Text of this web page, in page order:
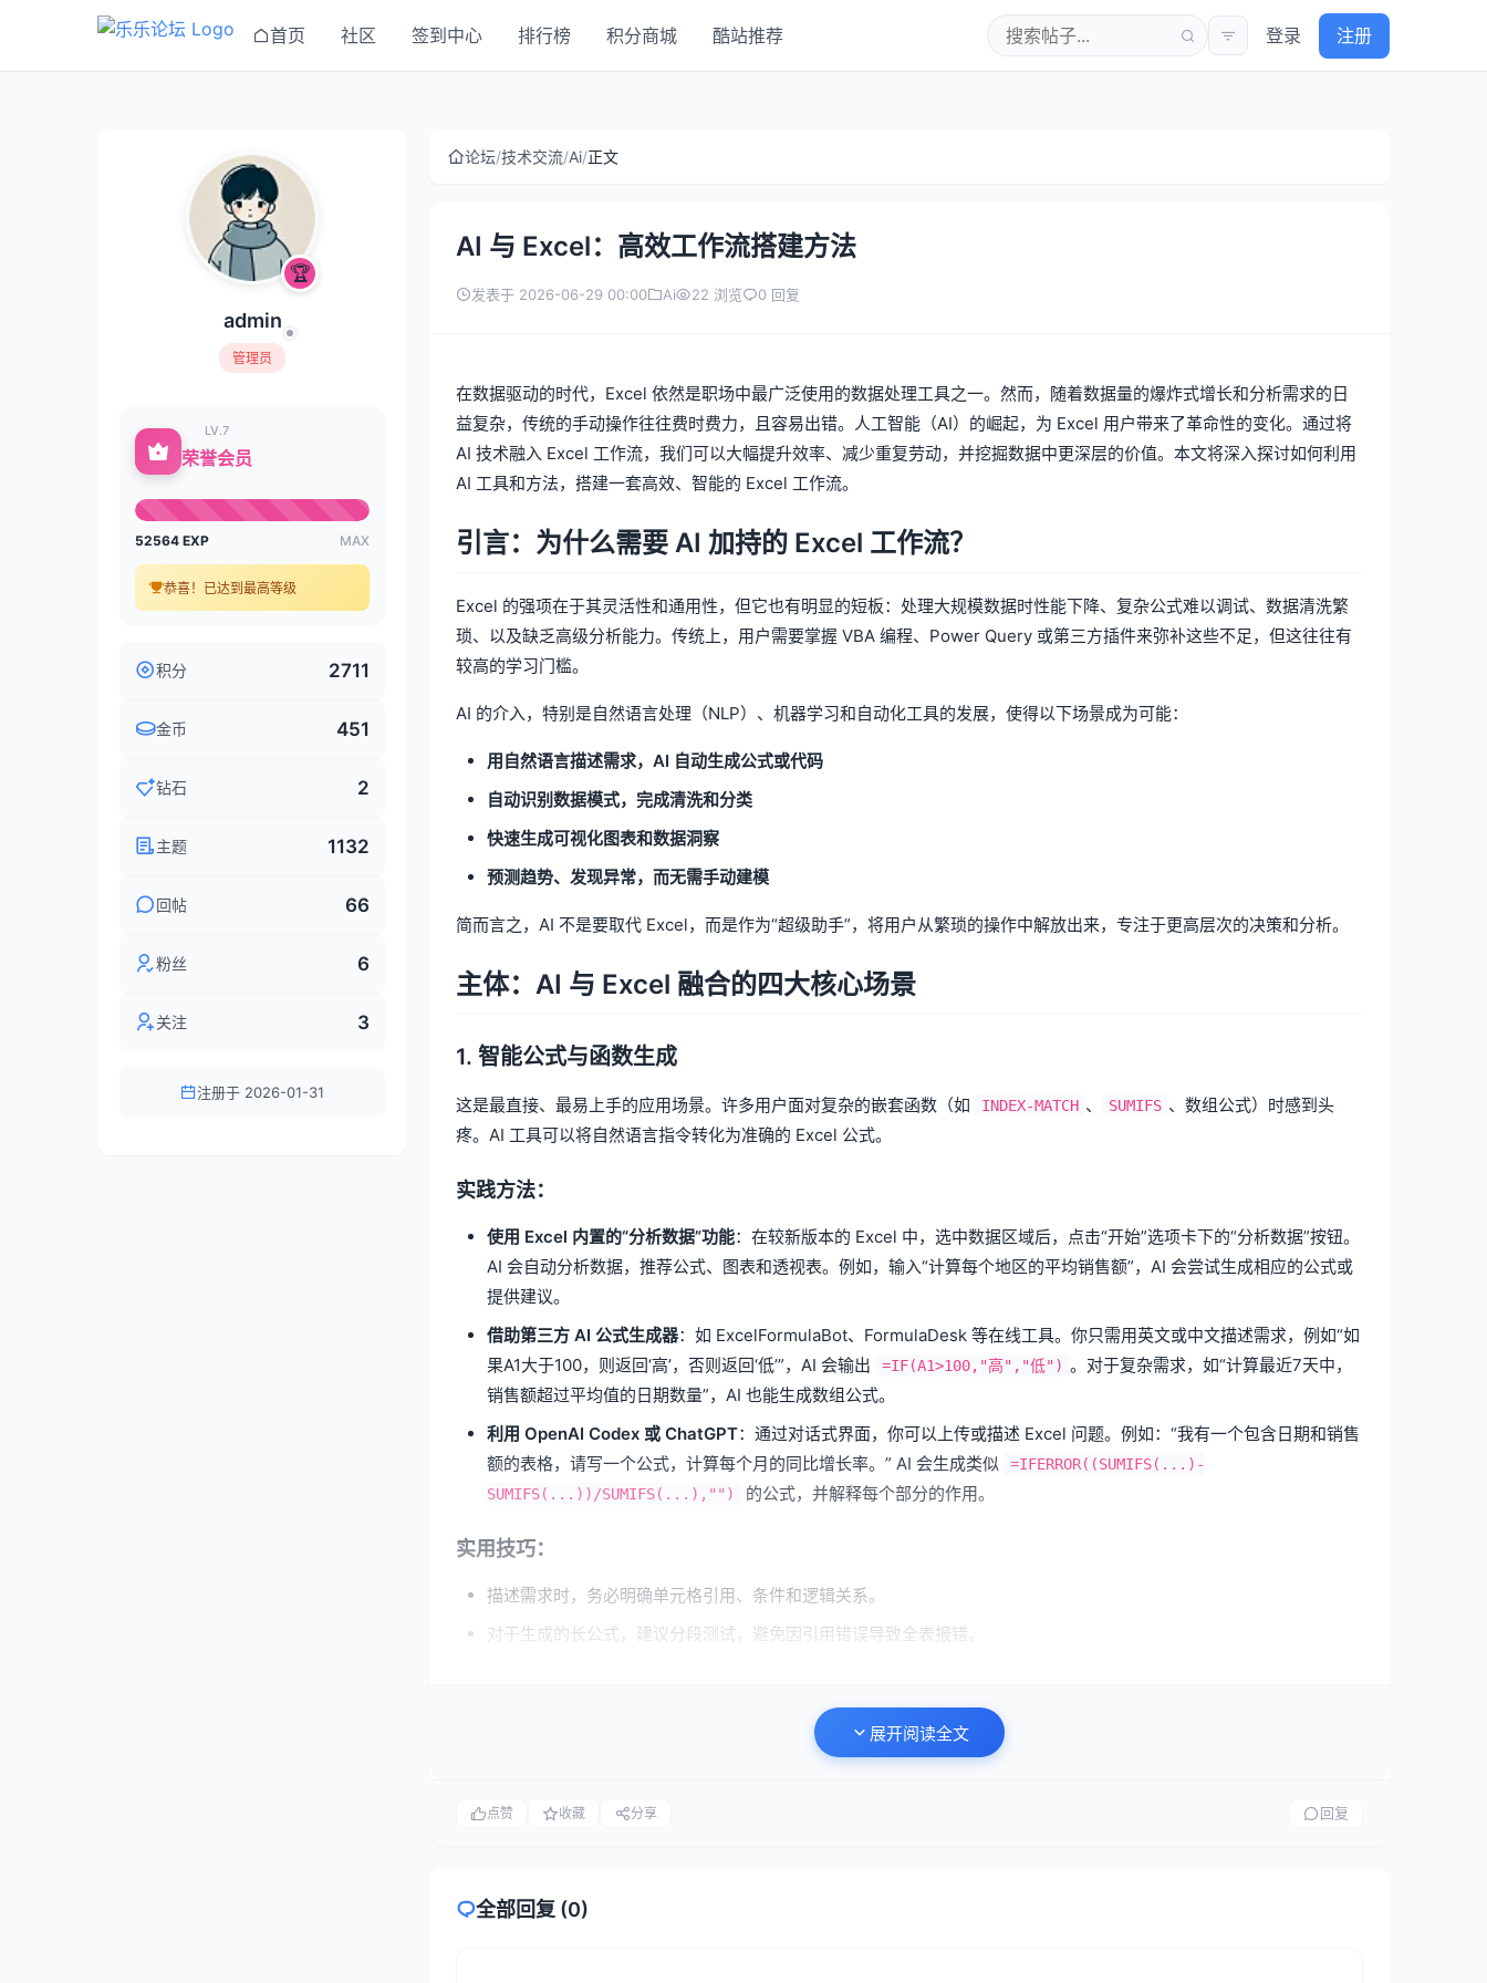
首页 社区 签到中心 排行榜 积分商城 酷站推荐 登录 注册
🏆
admin
管理员
LV.7
荣誉会员
52564 EXP MAX
恭喜！已达到最高等级
积分 2711
金币 451
钻石 2
主题 1132
回帖 66
粉丝 6
关注 3
注册于 2026-01-31
论坛/技术交流/Ai/正文
AI 与 Excel：高效工作流搭建方法
发表于 2026-06-29 00:00 Ai 22 浏览 0 回复
在数据驱动的时代，Excel 依然是职场中最广泛使用的数据处理工具之一。然而，随着数据量的爆炸式增长和分析需求的日
益复杂，传统的手动操作往往费时费力，且容易出错。人工智能（AI）的崛起，为 Excel 用户带来了革命性的变化。通过将
AI 技术融入 Excel 工作流，我们可以大幅提升效率、减少重复劳动，并挖掘数据中更深层的价值。本文将深入探讨如何利用
AI 工具和方法，搭建一套高效、智能的 Excel 工作流。
引言：为什么需要 AI 加持的 Excel 工作流？
Excel 的强项在于其灵活性和通用性，但它也有明显的短板：处理大规模数据时性能下降、复杂公式难以调试、数据清洗繁
琐、以及缺乏高级分析能力。传统上，用户需要掌握 VBA 编程、Power Query 或第三方插件来弥补这些不足，但这往往有
较高的学习门槛。
AI 的介入，特别是自然语言处理（NLP）、机器学习和自动化工具的发展，使得以下场景成为可能：
用自然语言描述需求，AI 自动生成公式或代码
自动识别数据模式，完成清洗和分类
快速生成可视化图表和数据洞察
预测趋势、发现异常，而无需手动建模
简而言之，AI 不是要取代 Excel，而是作为“超级助手”，将用户从繁琐的操作中解放出来，专注于更高层次的决策和分析。
主体：AI 与 Excel 融合的四大核心场景
1. 智能公式与函数生成
这是最直接、最易上手的应用场景。许多用户面对复杂的嵌套函数（如 INDEX-MATCH 、 SUMIFS 、数组公式）时感到头
疼。AI 工具可以将自然语言指令转化为准确的 Excel 公式。
实践方法：
使用 Excel 内置的“分析数据”功能：在较新版本的 Excel 中，选中数据区域后，点击“开始”选项卡下的“分析数据”按钮。
AI 会自动分析数据，推荐公式、图表和透视表。例如，输入“计算每个地区的平均销售额”，AI 会尝试生成相应的公式或
提供建议。
借助第三方 AI 公式生成器：如 ExcelFormulaBot、FormulaDesk 等在线工具。你只需用英文或中文描述需求，例如“如
果A1大于100，则返回‘高’，否则返回‘低’”，AI 会输出
=IF(A1>100,"高","低") 。对于复杂需求，如“计算最近7天中，
销售额超过平均值的日期数量”，AI 也能生成数组公式。
利用 OpenAI Codex 或 ChatGPT：通过对话式界面，你可以上传或描述 Excel 问题。例如：“我有一个包含日期和销售
额的表格，请写一个公式，计算每个月的同比增长率。” AI 会生成类似
=IFERROR((SUMIFS(...)-
SUMIFS(...))/SUMIFS(...),"")
的公式，并解释每个部分的作用。
实用技巧：
描述需求时，务必明确单元格引用、条件和逻辑关系。
对于生成的长公式，建议分段测试，避免因引用错误导致全表报错。
致、异常值等。
使用 Power Query 中的“列示例”功能
展开阅读全文
点赞 收藏 分享 回复
全部回复 (0)